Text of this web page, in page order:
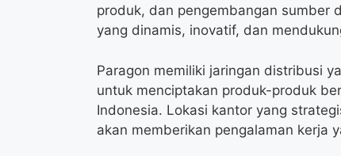
produk, dan pengembangan sumber
yang dinamis, inovatif, dan
Paragon memiliki jaringan distribusi
untuk menciptakan produk-produk
Indonesia. Lokasi kantor yang
akan memberikan pengalaman kerja